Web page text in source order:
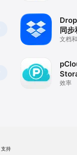
同
文档
效率
支持